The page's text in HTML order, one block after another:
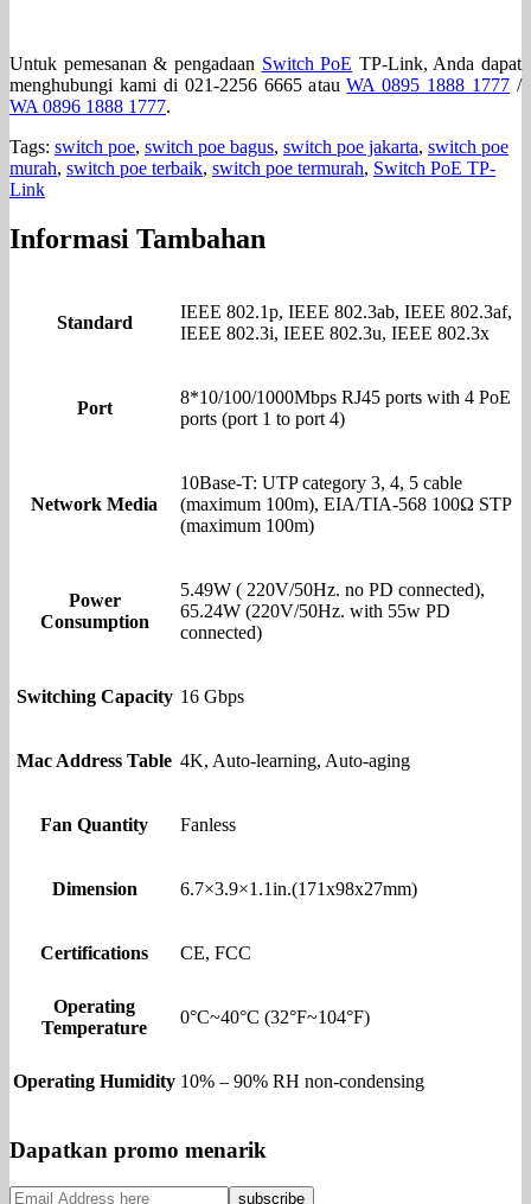
Untuk pemesanan & pengadaan Switch PoE TP-Link, Anda dapat
menghubungi kami di 021-2256 6665 atauWA 0895 1888 1777 /
WA 0896 1888 1777.
Tags: switch poe, switch poe bagus, switch poe jakarta, switch poe
murah, switch poe terbaik, switch poe termurah, Switch PoE TP-
Link
Informasi Tambahan
Standard
IEEE 802.1p, IEEE 802.3ab, IEEE 802.3af,
IEEE 802.3i, IEEE 802.3u, IEEE 802.3x
Port
8*10/100/1000Mbps RJ45 ports with 4 PoE
ports (port 1 to port 4)
Network Media
10Base-T: UTP category 3, 4, 5 cable
(maximum 100m), EIA/TIA-568 100Ω STP
(maximum 100m)
Power
Consumption
5.49W ( 220V/50Hz. no PD connected),
65.24W (220V/50Hz. with 55w PD
connected)
Switching Capacity 16 Gbps
Mac Address Table 4K, Auto-learning, Auto-aging
Fan Quantity Fanless
Dimension 6.7×3.9×1.1in.(171x98x27mm)
Certifications CE, FCC
Operating
Temperature
0°C~40°C (32°F~104°F)
Operating Humidity 10% – 90% RH non-condensing
Dapatkan promo menarik